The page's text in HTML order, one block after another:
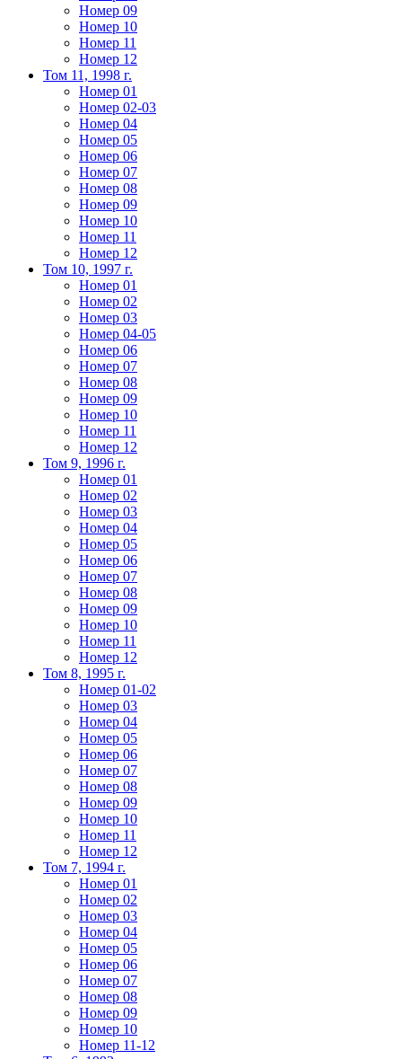
Номер 09
Номер 10
Номер 11
Номер 12
Том 11, 1998 г.
Номер 01
Номер 02-03
Номер 04
Номер 05
Номер 06
Номер 07
Номер 08
Номер 09
Номер 10
Номер 11
Номер 12
Том 10, 1997 г.
Номер 01
Номер 02
Номер 03
Номер 04-05
Номер 06
Номер 07
Номер 08
Номер 09
Номер 10
Номер 11
Номер 12
Том 9, 1996 г.
Номер 01
Номер 02
Номер 03
Номер 04
Номер 05
Номер 06
Номер 07
Номер 08
Номер 09
Номер 10
Номер 11
Номер 12
Том 8, 1995 г.
Номер 01-02
Номер 03
Номер 04
Номер 05
Номер 06
Номер 07
Номер 08
Номер 09
Номер 10
Номер 11
Номер 12
Том 7, 1994 г.
Номер 01
Номер 02
Номер 03
Номер 04
Номер 05
Номер 06
Номер 07
Номер 08
Номер 09
Номер 10
Номер 11-12